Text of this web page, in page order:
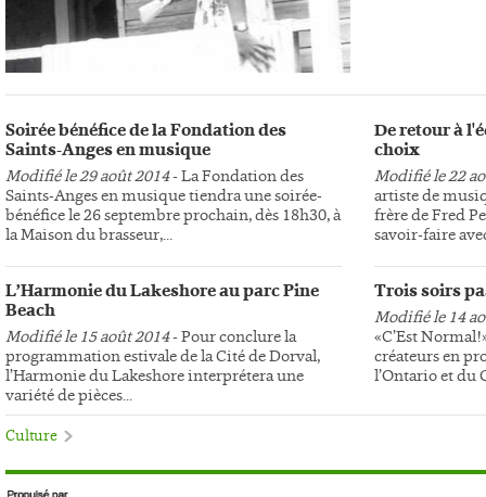
Soirée bénéfice de la Fondation des
Saints-Anges en musique
Modifié le 29 août 2014- La Fondation des
Saints-Anges en musique tiendra une soirée-
bénéfice le 26 septembre prochain, dès 18h30, à
la Maison du brasseur,...
L’Harmonie du Lakeshore au parc Pine
Beach
Modifié le 15 août 2014- Pour conclure la
programmation estivale de la Cité de Dorval,
l’Harmonie du Lakeshore interprétera une
variété de pièces...
De retour à
choix
Modifié le 22
artiste de
frère de Fred
savoir-faire
Trois soirs
Modifié le 14
«C’Est
créateurs en
l’Ontario et du
Culture